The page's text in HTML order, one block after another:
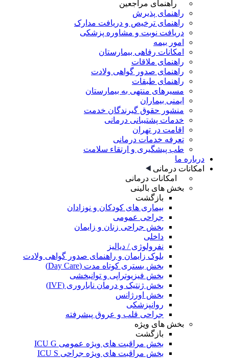
راهنمای مراجعین
راهنمای پذیرش
راهنمای ترخیص و دریافت مدارک
دریافت نوبت و مشاوره پزشکی
امور بیمه
امکانات رفاهی بیمارستان
راهنمای ملاقات
راهنمای صدور گواهی ولادت
راهنمای طبقات
مسیرهای منتهی به بیمارستان
ایمنی بیماران
منشور حقوق گیرندگان خدمت
خدمات پشتیبانی درمانی
اقامت در تهران
تعرفه خدمات درمانی
طب پیشگیری و ارتقاء سلامت
درباره ما
امکانات درمانی
امکانات درمانی
بخش های بالینی
بازگشت
بیماری های کودکان و نوزادان
جراحی عمومی
بخش جراحی زنان و زایمان
داخلی
نفرولوژی / دیالیز
بلوک زایمان و راهنمای صدور گواهی ولادت
بخش بستری کوتاه مدت (Day Care)
بخش فیزیوتراپی و توانبخشی
بخش ژنتیک و درمان ناباروری (IVF)
بخش اورژانس
روانپزشکی
جراحی قلب و عروق پیشرفته
بخش های ویژه
بازگشت
بخش مراقبت های ویژه عمومی ICU G
بخش مراقبت های ویژه جراحی ICU S